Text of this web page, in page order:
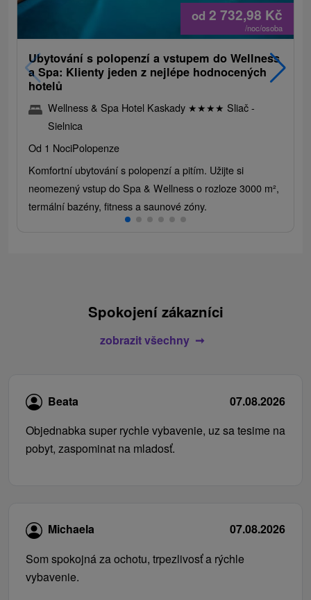
od 2 732,98 Kč
/noc/osoba
Ubytování s polopenzí a vstupem do Wellness
a Spa: Klienty jeden z nejlépe hodnocených
hotelů
Wellness & Spa Hotel Kaskady ★★★★ Sliač -
Sielnica
Od 1 NociPolopenze
Komfortní ubytování s polopenzí a pitím. Užijte si
neomezený vstup do Spa & Wellness o rozloze 3000 m²,
termální bazény, fitness a saunové zóny.
Spokojení zákazníci
zobrazit všechny
Beata
07.08.2026
Objednabka super rychle vybavenie, uz sa tesime na
pobyt, zaspominat na mladosť.
Michaela
07.08.2026
Som spokojná za ochotu, trpezlivosť a rýchle
vybavenie.